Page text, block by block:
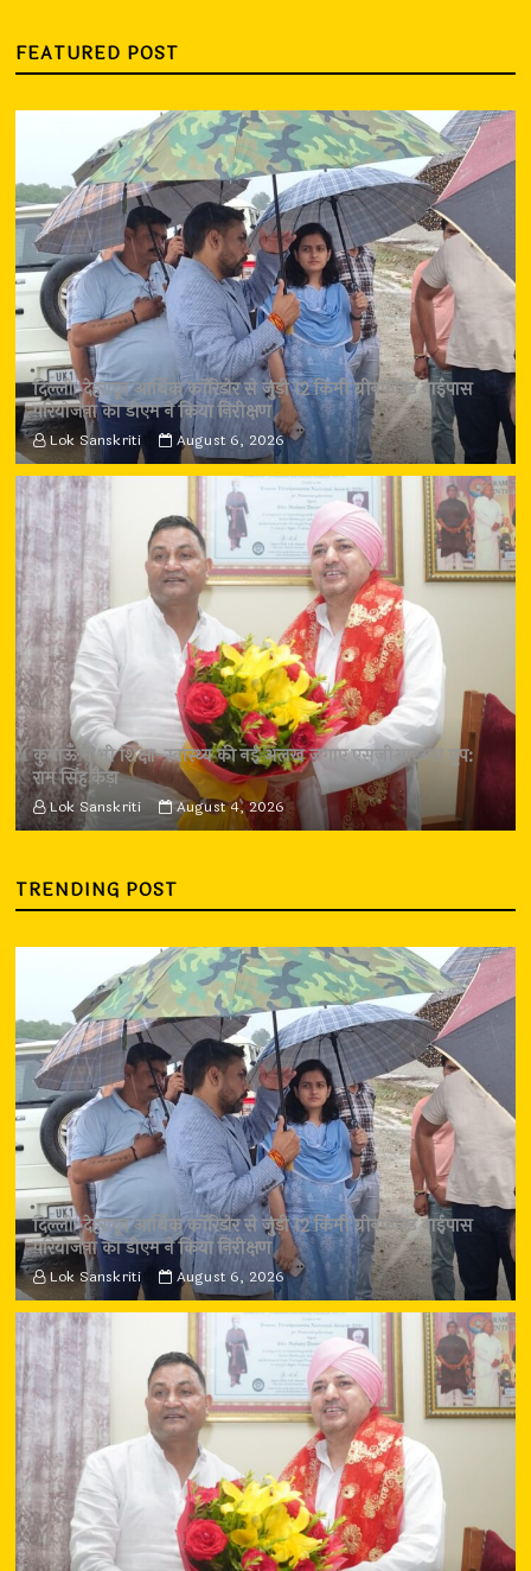
FEATURED POST
दिल्ली-देहरादून आर्थिक कॉरिडोर से जुड़ी 12 किमी ग्रीनफील्ड बाईपास
परियोजना का डीएम ने किया निरीक्षण
Lok Sanskriti August 6, 2026
कुमाऊँ में भी शिक्षा-स्वास्थ्य की नई अलख जगाए एसजीआरआर ग्रुप:
राम सिंह कैड़ा
Lok Sanskriti August 4, 2026
TRENDING POST
दिल्ली-देहरादून आर्थिक कॉरिडोर से जुड़ी 12 किमी ग्रीनफील्ड बाईपास
परियोजना का डीएम ने किया निरीक्षण
Lok Sanskriti August 6, 2026